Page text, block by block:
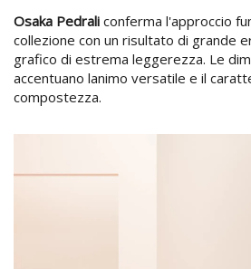
Osaka Pedrali conferma l'approccio
collezione con un risultato di grande
grafico di estrema leggerezza. Le
accentuano lanimo versatile e il
compostezza.